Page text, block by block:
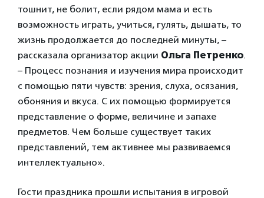
тошнит, не болит, если рядом мама и есть
возможность играть, учиться, гулять, дышать, то
жизнь продолжается до последней минуты, –
рассказала организатор акции Ольга Петренко.
– Процесс познания и изучения мира происходит
с помощью пяти чувств: зрения, слуха, осязания,
обоняния и вкуса. С их помощью формируется
представление о форме, величине и запахе
предметов. Чем больше существует таких
представлений, тем активнее мы развиваемся
интеллектуально».
Гости праздника прошли испытания в игровой